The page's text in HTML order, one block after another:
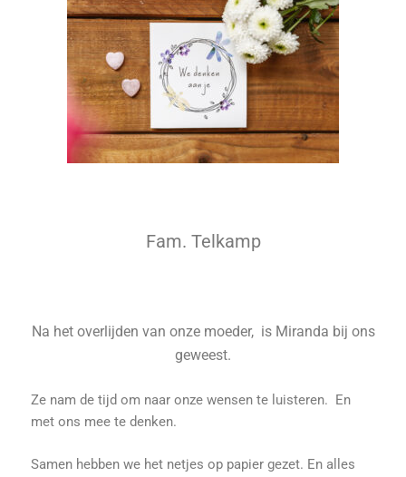
Fam. Telkamp
Na het overlijden van onze moeder, is Miranda bij ons
geweest.
Ze nam de tijd om naar onze wensen te luisteren. En
met ons mee te denken.
Samen hebben we het netjes op papier gezet. En alles